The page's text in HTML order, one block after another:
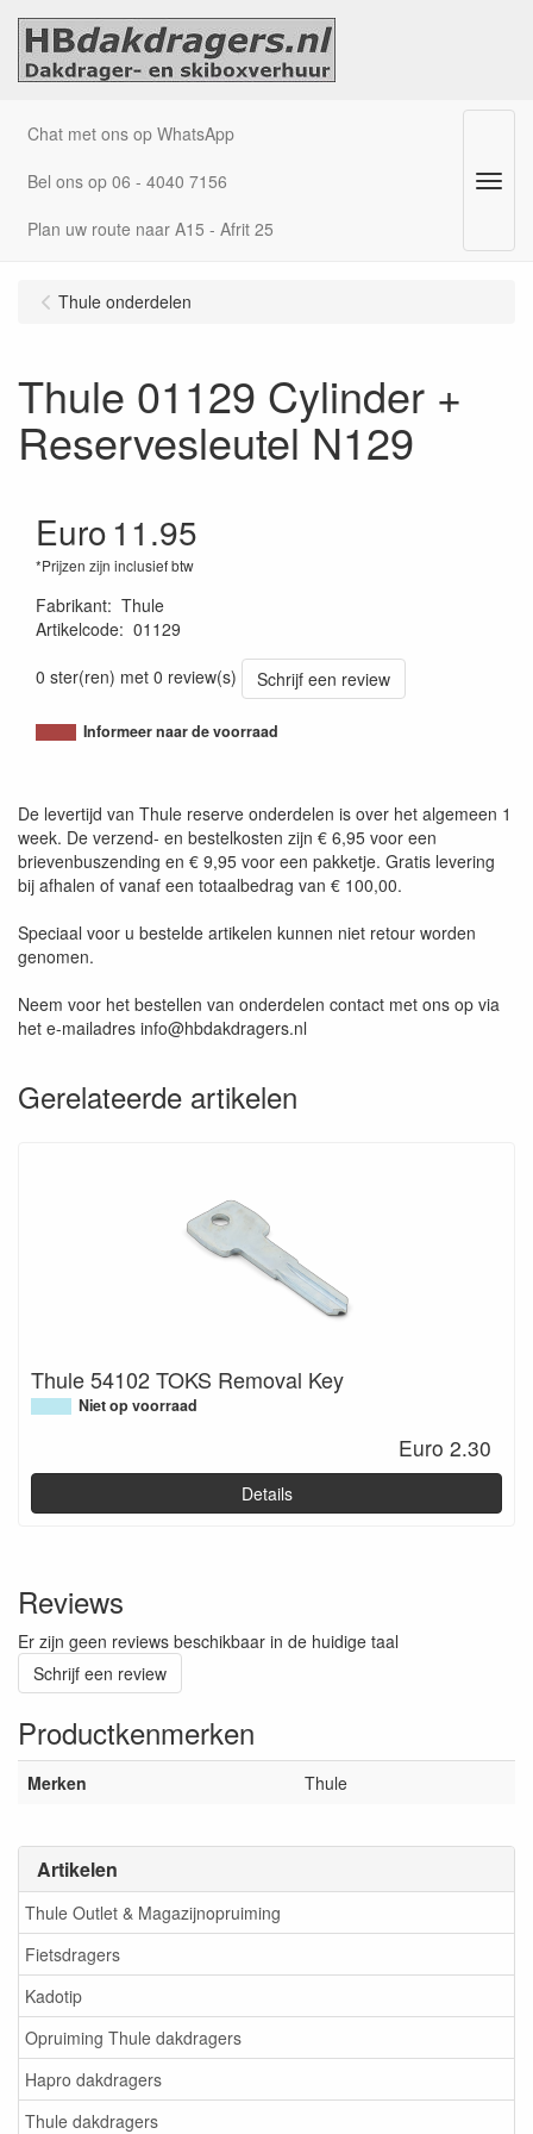
Chat met ons op WhatsApp
Bel ons op 06 - 4040 7156
Plan uw route naar A15 - Afrit 25
Menu
Artikelen
Thule Outlet & Magazijnopruiming
Fietsdragers
Kadotip
Opruiming Thule dakdragers
Hapro dakdragers
Thule dakdragers
Thule onderdelen
Thule 01129 Cylinder +
Reservesleutel N129
Euro11.95
*Prijzen zijn inclusief btw
Fabrikant: Thule
Artikelcode: 01129
0 ster(ren) met 0 review(s)
Schrijf een review
Informeer naar de voorraad
De levertijd van Thule reserve onderdelen is over het algemeen 1
week. De verzend- en bestelkosten zijn € 6,95 voor een
brievenbuszending en € 9,95 voor een pakketje. Gratis levering
bij afhalen of vanaf een totaalbedrag van € 100,00.
Speciaal voor u bestelde artikelen kunnen niet retour worden
genomen.
Neem voor het bestellen van onderdelen contact met ons op via
het e-mailadres info@hbdakdragers.nl
Gerelateerde artikelen
Thule 54102 TOKS Removal Key
Niet op voorraad
Euro 2.30
Details
Reviews
Er zijn geen reviews beschikbaar in de huidige taal
Schrijf een review
Productkenmerken
Merken Thule